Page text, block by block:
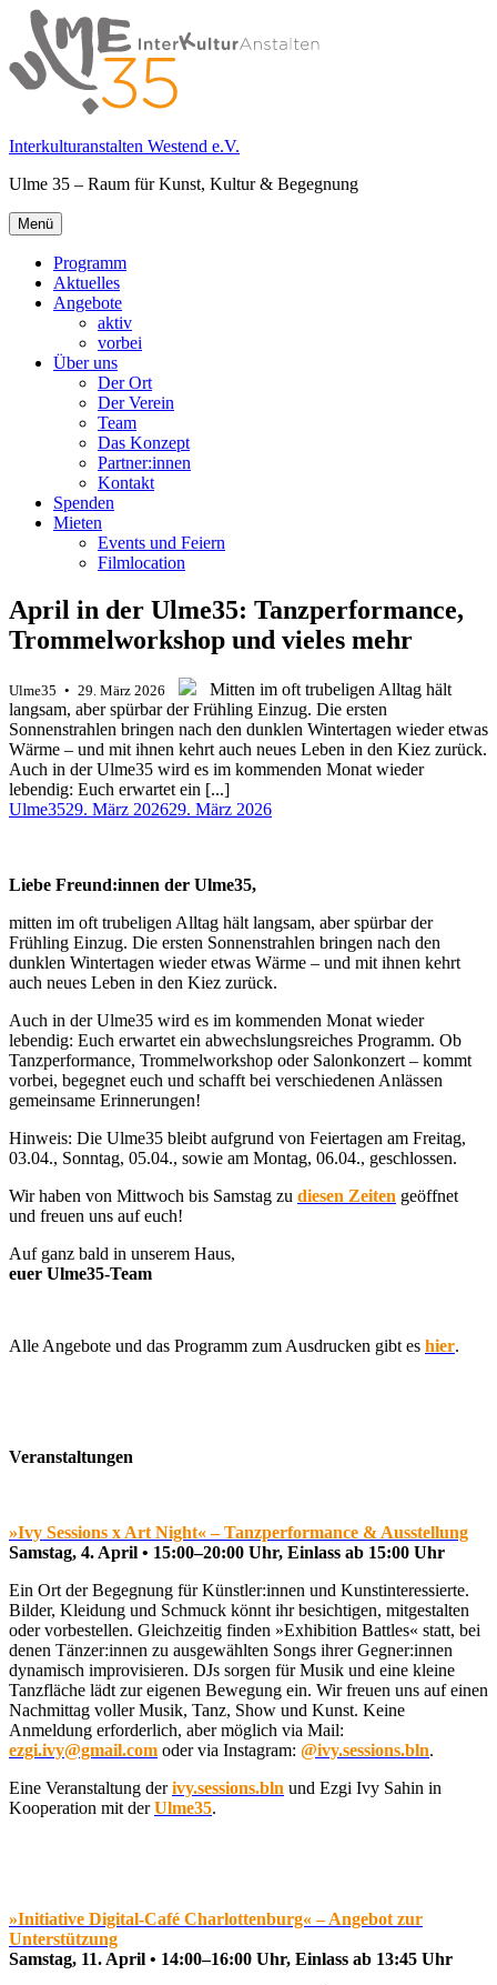
Springe
zum
Inhalt
Interkulturanstalten Westend e.V.
Ulme 35 – Raum für Kunst, Kultur & Begegnung
Primäres
Menü
Menü
Programm
Aktuelles
Angebote
aktiv
vorbei
Über uns
Der Ort
Der Verein
Team
Das Konzept
Partner:innen
Kontakt
Spenden
Mieten
Events und Feiern
Filmlocation
April in der Ulme35: Tanzperformance,
Trommelworkshop und vieles mehr
Ulme35 • 29. März 2026
Mitten im oft trubeligen Alltag hält
langsam, aber spürbar der Frühling Einzug. Die ersten
Sonnenstrahlen bringen nach den dunklen Wintertagen wieder etwas
Wärme – und mit ihnen kehrt auch neues Leben in den Kiez zurück.
Auch in der Ulme35 wird es im kommenden Monat wieder
lebendig: Euch erwartet ein [...]
Autor
Ulme35Veröffentlicht
29. März 202629. März 2026
Liebe Freund:innen der Ulme35,
mitten im oft trubeligen Alltag hält langsam, aber spürbar der
Frühling Einzug. Die ersten Sonnenstrahlen bringen nach den
dunklen Wintertagen wieder etwas Wärme – und mit ihnen kehrt
auch neues Leben in den Kiez zurück.
Auch in der Ulme35 wird es im kommenden Monat wieder
lebendig: Euch erwartet ein abwechslungsreiches Programm. Ob
Tanzperformance, Trommelworkshop oder Salonkonzert – kommt
vorbei, begegnet euch und schafft bei verschiedenen Anlässen
gemeinsame Erinnerungen!
Hinweis: Die Ulme35 bleibt aufgrund von Feiertagen am Freitag,
03.04., Sonntag, 05.04., sowie am Montag, 06.04., geschlossen.
Wir haben von Mittwoch bis Samstag zu diesen Zeiten geöffnet
und freuen uns auf euch!
Auf ganz bald in unserem Haus,
euer Ulme35-Team
Alle Angebote und das Programm zum Ausdrucken gibt es hier.
Veranstaltungen
»Ivy Sessions x Art Night« – Tanzperformance & Ausstellung
Samstag, 4. April • 15:00–20:00 Uhr, Einlass ab 15:00 Uhr
Ein Ort der Begegnung für Künstler:innen und Kunstinteressierte.
Bilder, Kleidung und Schmuck könnt ihr besichtigen, mitgestalten
oder vorbestellen. Gleichzeitig finden »Exhibition Battles« statt, bei
denen Tänzer:innen zu ausgewählten Songs ihrer Gegner:innen
dynamisch improvisieren. DJs sorgen für Musik und eine kleine
Tanzfläche lädt zur eigenen Bewegung ein. Wir freuen uns auf einen
Nachmittag voller Musik, Tanz, Show und Kunst. Keine
Anmeldung erforderlich, aber möglich via Mail:
ezgi.ivy@gmail.com oder via Instagram: @ivy.sessions.bln.
Eine Veranstaltung derivy.sessions.bln und Ezgi Ivy Sahin in
Kooperation mit derUlme35.
»Initiative Digital-Café Charlottenburg« – Angebot zur
Unterstützung
Samstag, 11. April • 14:00–16:00 Uhr, Einlass ab 13:45 Uhr